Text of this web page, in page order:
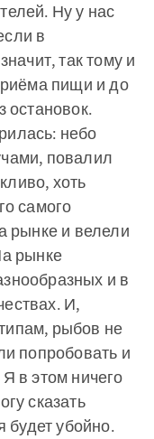
Ну у нас
в
так тому и
пищи и до
остановок.
небо
повалил
хоть
самого
рынке и велели
рынке
и в
И,
рыбов не
попробовать и
в этом ничего
сказать
будет убойно.